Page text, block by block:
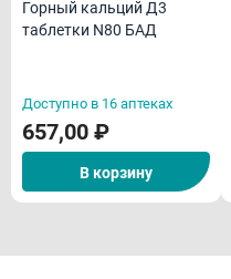
Горный кальций Д3
таблетки N80 БАД
Доступно в 16 аптеках
657,00 ₽
В корзину